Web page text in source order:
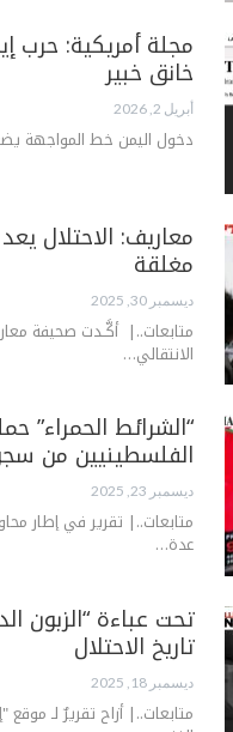
مجلة أمريكية: حرب
خانق خبير
أبريل 2, 2026
دخول اليمن خط المواجهة
معاريف: الاحتلال
مغلقة
ديسمبر 30, 2025
متابعات..| أكَّــدت صحيفة
الانتقالي…
“الشرائط الحمراء”
الفلسطينيين من
ديسمبر 23, 2025
متابعات..| تقرير في إطار
عدة…
تحت عباءة “الزبون
تاريخ الاحتلال
ديسمبر 18, 2025
متابعات..| أزاح تقريرٌ لـ